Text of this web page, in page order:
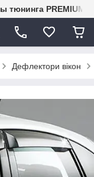
тюнинга PREMIUM-
Дефлектори вікон